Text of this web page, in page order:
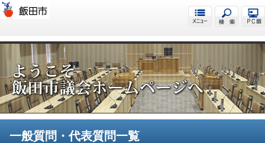
飯田市議会
一般質問・代表質問一覧